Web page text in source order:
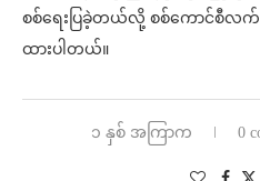
စစ်ရေးပြခဲ့တယ်လို့ စစ်ကောင်စီလက်
ထားပါတယ်။
၁ နှစ် အကြာက 0